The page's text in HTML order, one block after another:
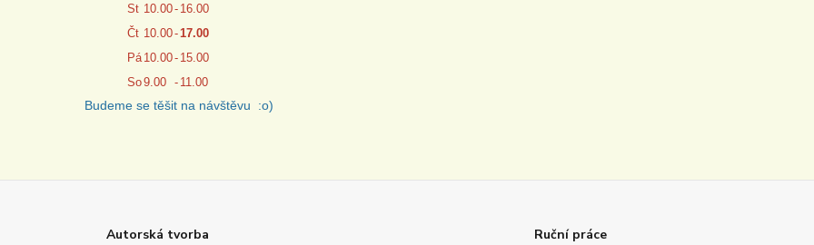
St 10.00- 16.00
Čt 10.00- 17.00
Pá 10.00- 15.00
So9.00 - 11.00
Budeme se těšit na návštěvu :o)
Autorská tvorba
Ruční práce